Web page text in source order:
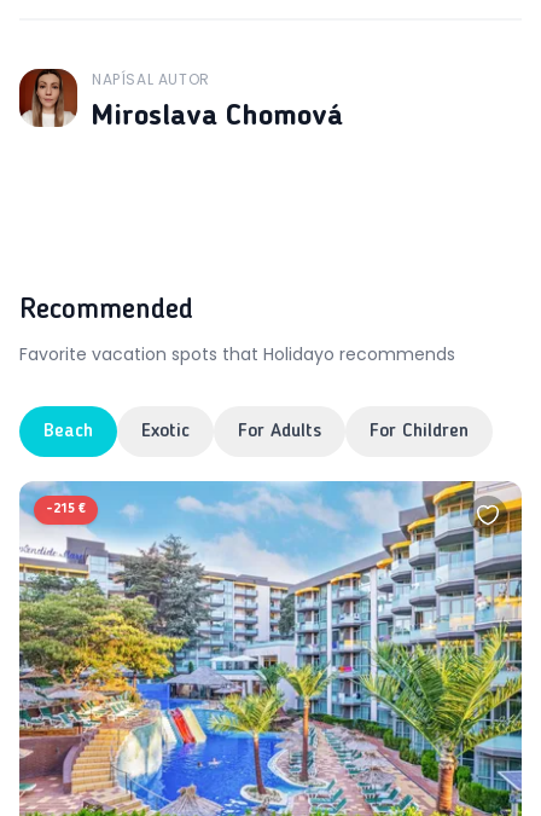
J
NAPÍSAL AUTOR
Miroslava Chomová
Recommended
Favorite vacation spots that Holidayo recommends
Beach Exotic For Adults For Children
-215 €